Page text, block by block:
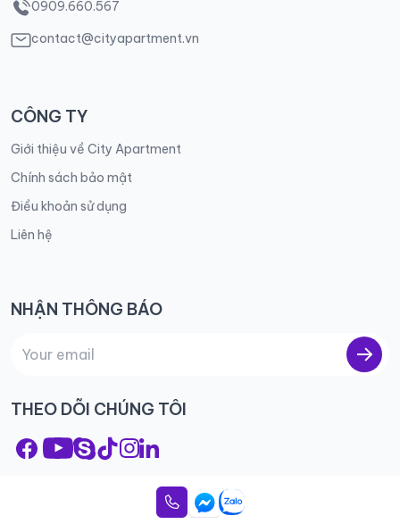
0909.660.567
contact@cityapartment.vn
CÔNG TY
Giới thiệu về City Apartment
Chính sách bảo mật
Điều khoản sử dụng
Liên hệ
NHẬN THÔNG BÁO
THEO DÕI CHÚNG TÔI
© 2023 City Apartment – All rights reserved